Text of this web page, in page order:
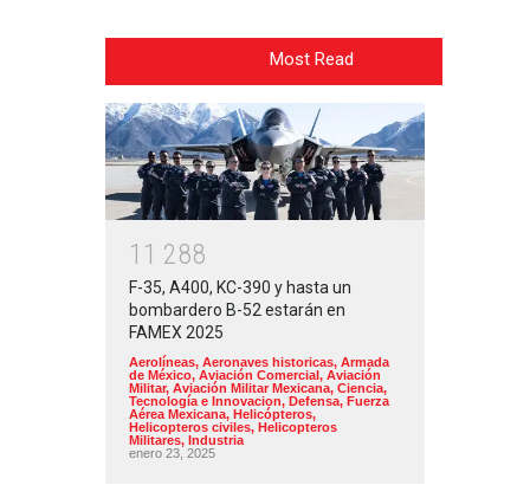
Most Read
1 1 288
F-35, A400, KC-390 y hasta un
bombardero B-52 estarán en
FAMEX 2025
Aerolíneas, Aeronaves historicas, Armada
de México, Aviación Comercial, Aviación
Militar, Aviación Militar Mexicana, Ciencia,
Tecnología e Innovacion, Defensa, Fuerza
Aérea Mexicana, Helicópteros,
Helicopteros civiles, Helicopteros
Militares, Industria
enero 23, 2025